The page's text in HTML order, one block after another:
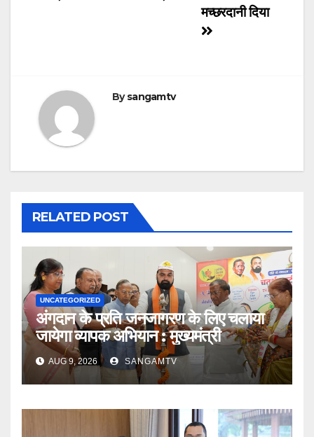
मच्छरदानी दिया
Bysangamtv
RELATED POST
UNCATEGORIZED
अंगदान के प्रति जनजागरण के लिए चलाया
जायेगा व्यापक अभियान : मुख्यमंत्री
AUG 9, 2026 SANGAMTV